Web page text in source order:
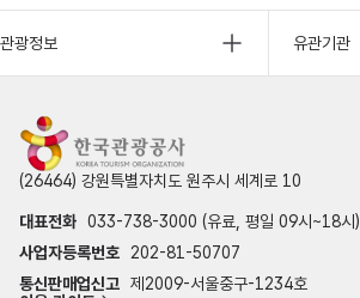
관광정보 유관기관
(26464) 강원특별자치도 원주시 세계로 10
대표전화 033-738-3000 (유료, 평일 09시~18시)
사업자등록번호 202-81-50707
통신판매업신고 제2009-서울중구-1234호